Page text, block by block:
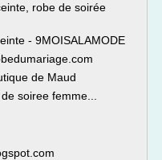
robe de soirée
- 9MOISALAMODE
de Maud
soiree femme...